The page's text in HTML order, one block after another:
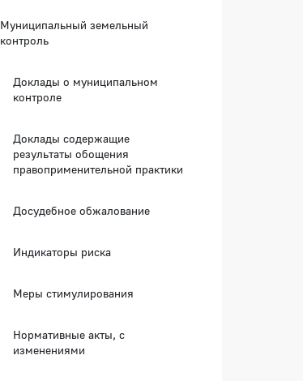
Муниципальный земельный
контроль
Доклады о муниципальном
контроле
Доклады содержащие
результаты обощения
правоприменительной практики
Досудебное обжалование
Индикаторы риска
Меры стимулирования
Нормативные акты, с
изменениями